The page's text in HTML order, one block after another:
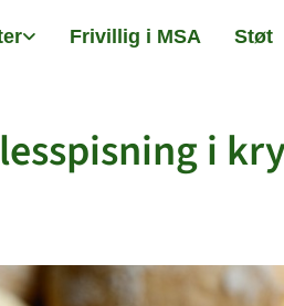
Frivillig i MSA Støt
i